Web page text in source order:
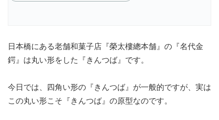
日本橋にある老舗和菓子店『榮太樓總本舗』の『名代金
鍔』は丸い形をした『きんつば』です。
今日では、四角い形の『きんつば』が一般的ですが、実は
この丸い形こそ『きんつば』の原型なのです。